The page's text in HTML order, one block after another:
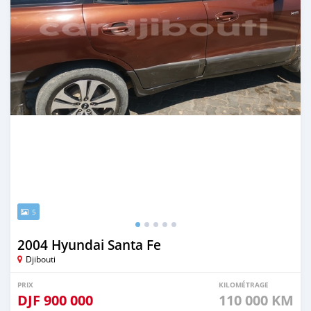
5
2004 Hyundai Santa Fe
Djibouti
PRIX
DJF 900 000
KILOMÉTRAGE
110 000 KM